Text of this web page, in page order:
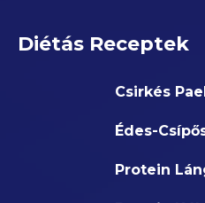
Diétás Receptek
Csirkés
Édes-
Protein